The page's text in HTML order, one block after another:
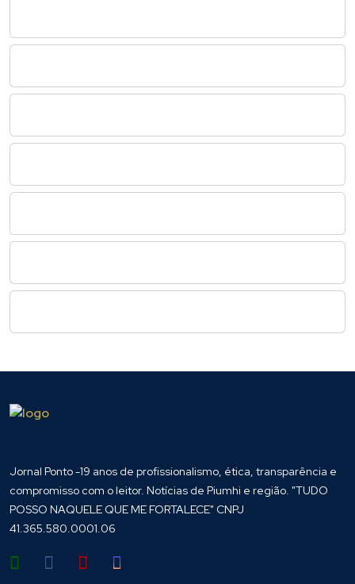
Jornal Ponto -19 anos de profissionalismo, ética, transparência e
compromisso com o leitor. Notícias de Piumhi e região. "TUDO
POSSO NAQUELE QUE ME FORTALECE" CNPJ
41.365.580.0001.06